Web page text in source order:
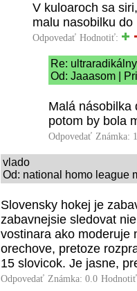
V kuloaroch sa
malu nasobilku
Odpovedať Hodnotiť:
Re:
Od: Jaaasom |
Malá násobilka
potom by bola
Odpovedať Známka:
vlado
Od: national homo league
Slovensky hokej je
zabavnejsie sledovat
vostinara ako moderuje
orechove, pretoze
15 slovicok. Je jasne,
Odpovedať Známka: 0.0